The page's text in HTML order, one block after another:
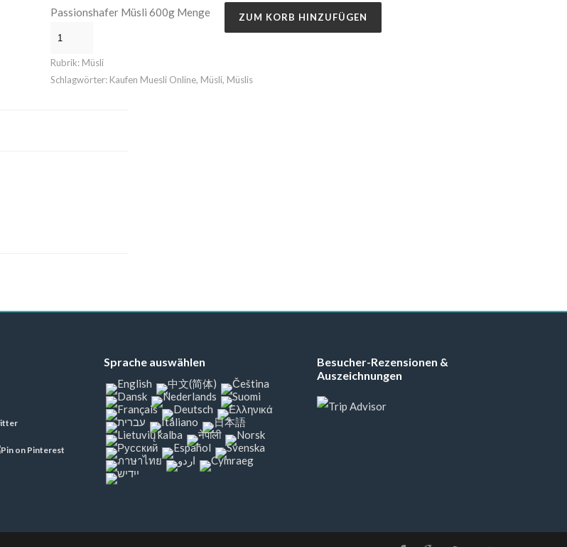
Passionshafer Müsli 600g Menge ZUM KORB HINZUFÜGEN
Rubrik: Müsli
Schlagwörter: Kaufen Muesli Online, Müsli, Müslis
Sprache auswählen
Besucher-Rezensionen &
Auszeichnungen